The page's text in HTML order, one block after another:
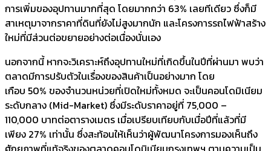
การเพิ่มของอุปทานมากที่สุด โดยมากกว่า 63% เลยทีเดียว ซึ่งก็มี
สาเหตุมาจากราคาที่ดินที่ยังไม่สูงมากนัก และโครงการรถไฟฟ้าสร้าง
ใหม่ที่มีส่วนต่อขยายอย่างต่อเนื่องนั่นเอง
นอกจากนี้ หากจะวิเคราะห์ถึงอุปทานใหม่ที่เกิดขึ้นในปีที่ผ่านมา พบว่า
ตลาดมีการปรับตัวในเรื่องของสินค้าเป็นอย่างมาก โดย
เกือบ 50% ของจำนวนหน่วยที่เปิดใหม่ทั้งหมด จะเป็นคอนโดมิเนียม
ระดับกลาง (Mid-Market) ซึ่งมีระดับราคาอยู่ที่ 75,000 –
110,000 บาทต่อตารางเมตร เมื่อเปรียบเทียบกับเมื่อปีที่แล้วที่มี
เพียง 27% เท่านั้น ซึ่งสะท้อนให้เห็นว่าผู้พัฒนาโครงการมองเห็นถึง